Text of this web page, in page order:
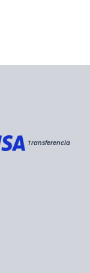
Transferencia